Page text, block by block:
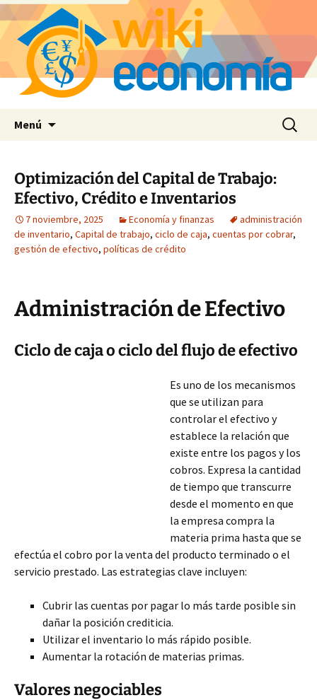
Menú Buscar:
Optimización del Capital de Trabajo:
Efectivo, Crédito e Inventarios
7 noviembre, 2025 Economía y finanzas
administración
de inventario, Capital de trabajo, ciclo de caja, cuentas por cobrar,
gestión de efectivo, políticas de crédito
Administración de Efectivo
Ciclo de caja o ciclo del flujo de efectivo
Es uno de los mecanismos
que se utilizan para
controlar el efectivo y
establece la relación que
existe entre los pagos y los
cobros. Expresa la cantidad
de tiempo que transcurre
desde el momento en que
la empresa compra la
materia prima hasta que se
efectúa el cobro por la venta del producto terminado o el
servicio prestado. Las estrategias clave incluyen:
Cubrir las cuentas por pagar lo más tarde posible sin
dañar la posición crediticia.
Utilizar el inventario lo más rápido posible.
Aumentar la rotación de materias primas.
Valores negociables